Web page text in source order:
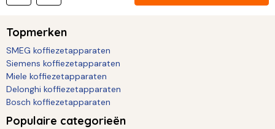
Topmerken
SMEG koffiezetapparaten
Siemens koffiezetapparaten
Miele koffiezetapparaten
Delonghi koffiezetapparaten
Bosch koffiezetapparaten
Populaire categorieën